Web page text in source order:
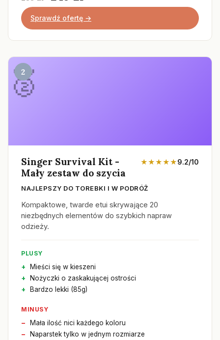
Sprawdź ofertę →
2
Singer Survival Kit -
Mały zestaw do szycia
★★★★★9.2/10
NAJLEPSZY DO TOREBKI I W PODRÓŻ
Kompaktowe, twarde etui skrywające 20
niezbędnych elementów do szybkich napraw
odzieży.
PLUSY
Mieści się w kieszeni
Nożyczki o zaskakującej ostrości
Bardzo lekki (85g)
MINUSY
Mała ilość nici każdego koloru
Naparstek tylko w jednym rozmiarze